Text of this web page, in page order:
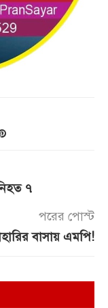
৭
পরের পোস্ট
বাসায় এমপি!